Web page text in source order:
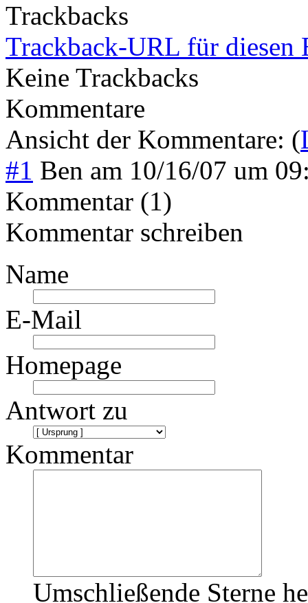
Trackbacks
Trackback-URL für diesen
Keine Trackbacks
Kommentare
Ansicht der Kommentare: (
#1 Ben am 10/16/07 um
Kommentar (1)
Kommentar schreiben
Name
E-Mail
Homepage
Antwort zu
Kommentar
Umschließende Sterne